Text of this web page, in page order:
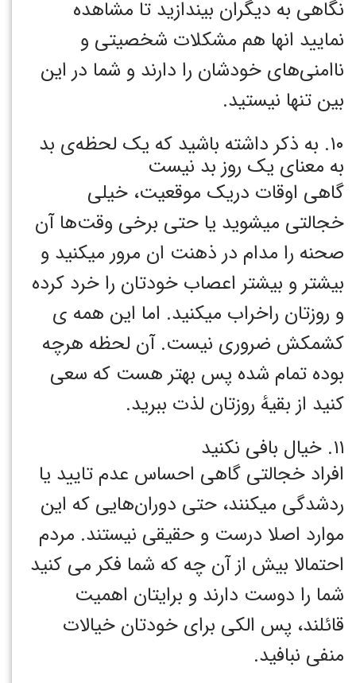
نگاهی به دیگران بیندازید تا مشاهده
نمایید انها هم مشکلات شخصیتی و
ناامنی‌های خودشان را دارند و شما در این
بین تنها نیستید.
۱۰. به ذکر داشته باشید که یک لحظه‌ی بد
به معنای یک روز بد نیست
گاهی اوقات دریک موقعیت، خیلی
خجالتی میشوید یا حتی برخی وقت‌ها آن
صحنه را مدام در ذهنت ان مرور میکنید و
بیشتر و بیشتر اعصاب خودتان را خرد کرده
و روزتان راخراب میکنید. اما این همه ی
کشمکش ضروری نیست. آن لحظه هرچه
بوده تمام شده پس بهتر هست که سعی
کنید از بقیهٔ روزتان لذت ببرید.
۱۱. خیال بافی نکنید
افراد خجالتی گاهی احساس عدم تایید یا
ردشدگی میکنند، حتی دوران‌هایی که این
موارد اصلا درست و حقیقی نیستند. مردم
احتمالا بیش از آن چه که شما فکر می کنید
شما را دوست دارند و برایتان اهمیت
قائلند، پس الکی برای خودتان خیالات
منفی نبافید.